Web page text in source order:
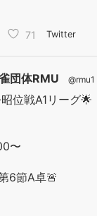
71 Twitter
団体RMU @rmu1
位戦A1リーグ🌟
〜
6節A卓🚨